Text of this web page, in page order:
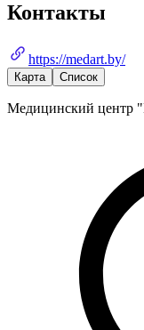
Контакты
https://medart.by/
Карта Список
Медицинский центр